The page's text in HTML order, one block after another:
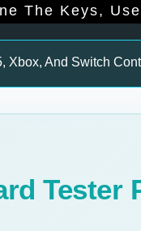
The Keys,
Xbox, And Switch
Tester